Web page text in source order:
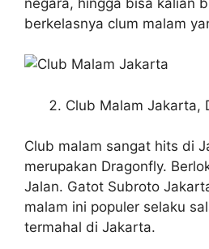
berkelasnya clum malam
Club Malam Jakarta,
Club malam sangat hits di
merupakan Dragonfly.
Jalan. Gatot Subroto
malam ini populer selaku
termahal di Jakarta.